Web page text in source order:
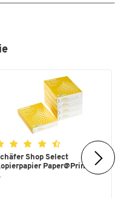
nur für heute,
Shop Select
Paper@Print, DIN